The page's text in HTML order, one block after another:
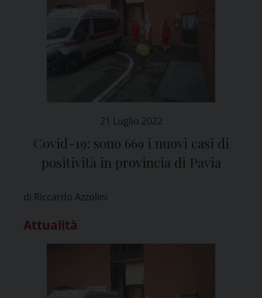
21 Luglio 2022
Covid-19: sono 669 i nuovi casi di
positività in provincia di Pavia
di Riccardo Azzolini
Attualità